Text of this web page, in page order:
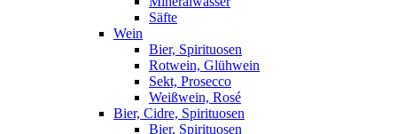
Säfte
Wein
Bier, Spirituosen
Rotwein, Glühwein
Sekt, Prosecco
Weißwein, Rosé
Bier, Cidre, Spirituosen
Bier, Spirituosen